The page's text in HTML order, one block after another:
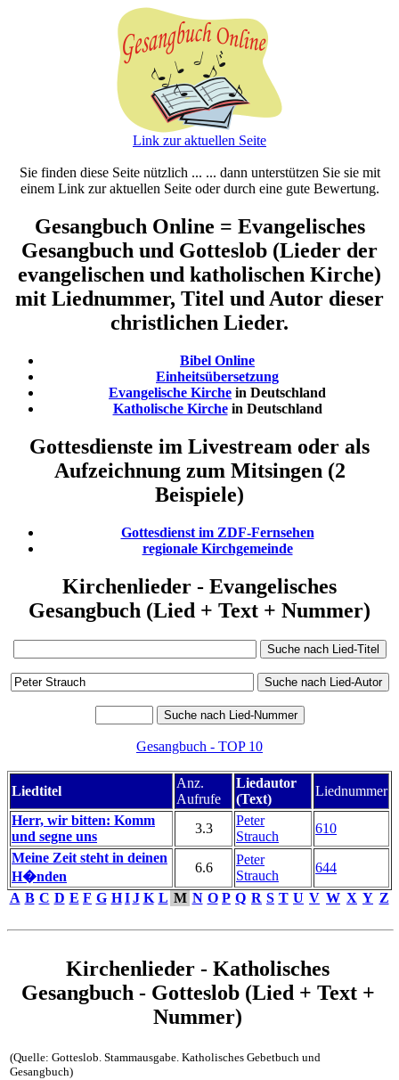
Link zur aktuellen Seite
Sie finden diese Seite nützlich ... ... dann unterstützen Sie sie mit
einem Link zur aktuellen Seite oder durch eine gute Bewertung.
Gesangbuch Online = Evangelisches
Gesangbuch und Gotteslob (Lieder der
evangelischen und katholischen Kirche)
mit Liednummer, Titel und Autor dieser
christlichen Lieder.
Bibel Online
Einheitsübersetzung
Evangelische Kirche in Deutschland
Katholische Kirchein Deutschland
Gottesdienste im Livestream oder als
Aufzeichnung zum Mitsingen (2
Beispiele)
Gottesdienst im ZDF-Fernsehen
regionale Kirchgemeinde
Kirchenlieder - Evangelisches
Gesangbuch (Lied + Text + Nummer)
Gesangbuch - TOP 10
Liedtitel
Anz.
Aufrufe
Liedautor
(Text)
Liednummer
Herr, wir bitten: Komm
und segne uns
3.3
Peter
Strauch
610
Meine Zeit steht in deinen
H�nden
6.6
Peter
Strauch
644
A B C D E F G H IJ K L M N O P Q R S T U V W X Y Z
Kirchenlieder - Katholisches
Gesangbuch - Gotteslob (Lied + Text +
Nummer)
(Quelle: Gotteslob. Stammausgabe. Katholisches Gebetbuch und
Gesangbuch)